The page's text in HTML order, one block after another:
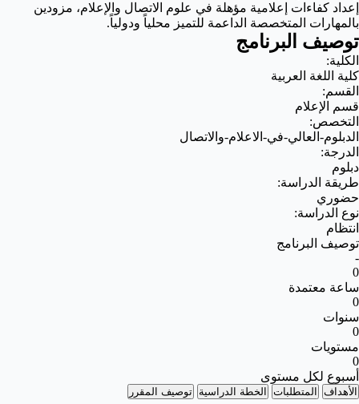
إعداد كفاءات إعلامية مؤهلة في علوم الاتصال والإعلام، مزودين
بالمهارات المتخصصة الداعمة للتميز محلياً ودولياً.
توصيف البرنامج
الكلية:
كلية اللغة العربية
القسم:
قسم الإعلام
التخصص:
الدبلوم-العالي-في-الاعلام-والاتصال
الدرجة:
دبلوم
طريقة الدراسة:
حضوري
نوع الدراسة:
انتظام
توصيف البرنامج
-
0
ساعة معتمدة
0
سنوات
0
مستويات
0
أسبوع لكل مستوى
الأهداف المتطلبات الخطة الدراسية توصيف المقرر